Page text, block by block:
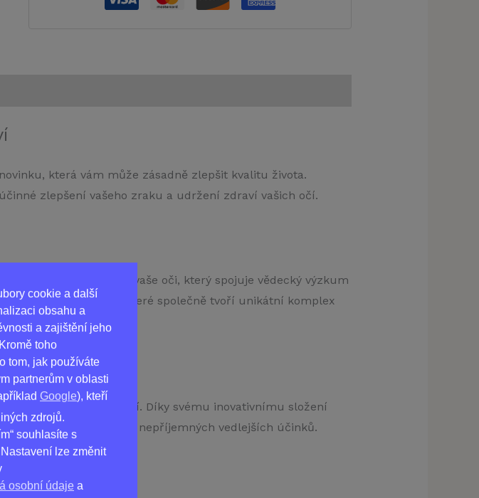
cookie a další
obsahu a
a zajištění jeho
toho
tom, jak používáte
partnerům v oblasti
Google), kteří
zdrojů.
souhlasíte s
lze změnit
osobní údaje a
která vám může zásadně zlepšit kvalitu života.
zlepšení vašeho zraku a udržení zdraví vašich očí.
přístup k péči o vaše oči, který spojuje vědecký výzkum
ingrediencí, které společně tvoří unikátní komplex
zdraví vašich očí. Díky svému inovativnímu složení
to vše bez rizika nebo nepříjemných vedlejších účinků.